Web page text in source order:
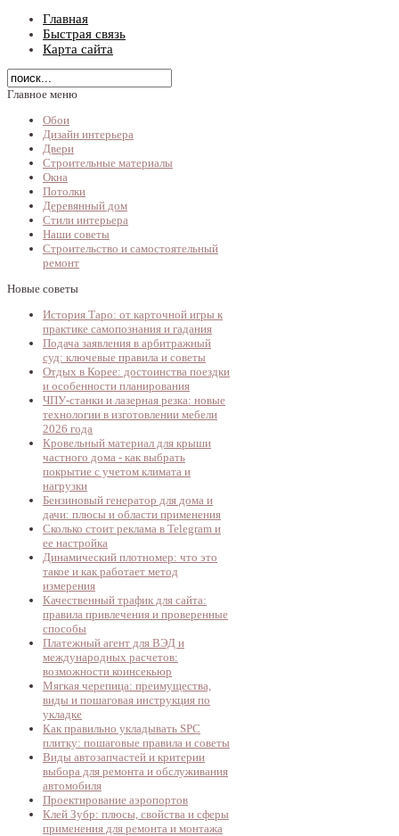
Главная
Быстрая связь
Карта сайта
Главное меню
Обои
Дизайн интерьера
Двери
Строительные материалы
Окна
Потолки
Деревянный дом
Стили интерьера
Наши советы
Строительство и самостоятельный
ремонт
Новые советы
История Таро: от карточной игры к
практике самопознания и гадания
Подача заявления в арбитражный
суд: ключевые правила и советы
Отдых в Корее: достоинства поездки
и особенности планирования
ЧПУ-станки и лазерная резка: новые
технологии в изготовлении мебели
2026 года
Кровельный материал для крыши
частного дома - как выбрать
покрытие с учетом климата и
нагрузки
Бензиновый генератор для дома и
дачи: плюсы и области применения
Сколько стоит реклама в Telegram и
ее настройка
Динамический плотномер: что это
такое и как работает метод
измерения
Качественный трафик для сайта:
правила привлечения и проверенные
способы
Платежный агент для ВЭД и
международных расчетов:
возможности коинсекьюр
Мягкая черепица: преимущества,
виды и пошаговая инструкция по
укладке
Как правильно укладывать SPC
плитку: пошаговые правила и советы
Виды автозапчастей и критерии
выбора для ремонта и обслуживания
автомобиля
Проектирование аэропортов
Клей Зубр: плюсы, свойства и сферы
применения для ремонта и монтажа